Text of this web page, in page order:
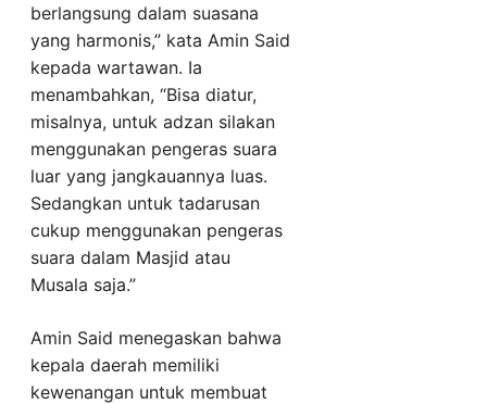
berlangsung dalam suasana
yang harmonis,” kata Amin Said
kepada wartawan. Ia
menambahkan, “Bisa diatur,
misalnya, untuk adzan silakan
menggunakan pengeras suara
luar yang jangkauannya luas.
Sedangkan untuk tadarusan
cukup menggunakan pengeras
suara dalam Masjid atau
Musala saja.”
Amin Said menegaskan bahwa
kepala daerah memiliki
kewenangan untuk membuat